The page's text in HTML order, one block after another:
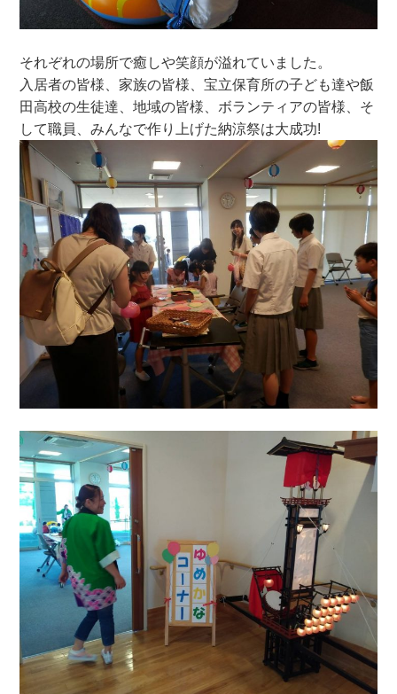
それぞれの場所で癒しや笑顔が溢れていました。
入居者の皆様、家族の皆様、宝立保育所の子ども達や飯
田高校の生徒達、地域の皆様、ボランティアの皆様、そ
して職員、みんなで作り上げた納涼祭は大成功!